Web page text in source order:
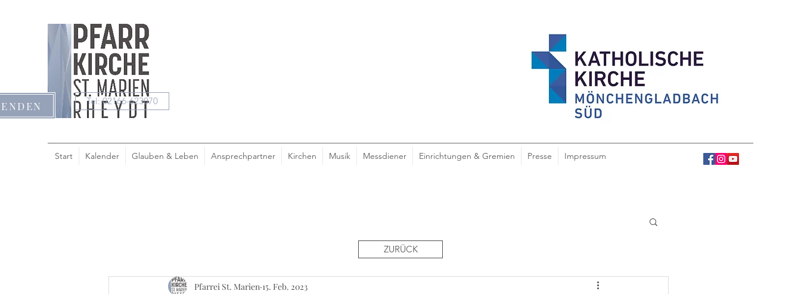
Tel: 02166-623070
Start Kalender Glauben & Leben Ansprechpartner Kirchen Musik Messdiener Einrichtungen & Gremien Presse Impressum
Pfarrei St. Marien 15. Feb. 2023
ZURÜCK